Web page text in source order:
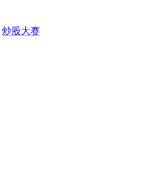
炒股大赛